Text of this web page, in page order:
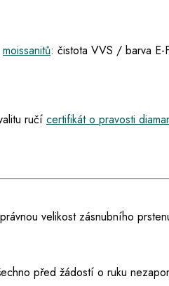
moissanitů: čistota VVS / barva E-
ručí certifikát o pravosti
velikost zásnubního
před žádostí o ruku